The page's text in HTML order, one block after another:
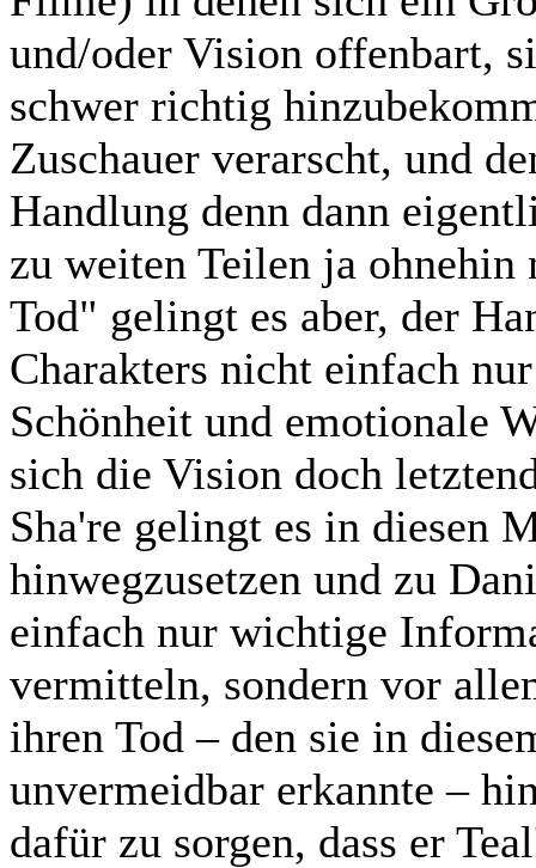
und/oder Vision offenbart,
schwer richtig
Zuschauer verarscht, und
Handlung denn dann
zu weiten Teilen ja ohnehin
Tod" gelingt es aber, der
Charakters nicht einfach
Schönheit und emotionale
sich die Vision doch
Sha're gelingt es in diesen
hinwegzusetzen und zu
einfach nur wichtige
vermitteln, sondern vor
ihren Tod – den sie in
unvermeidbar erkannte –
dafür zu sorgen, dass er